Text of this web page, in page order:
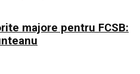
majore pentru FCSB: